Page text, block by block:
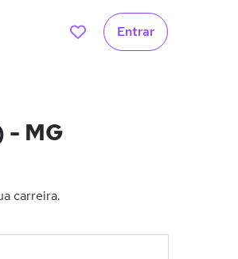
Entrar
- MG
carreira.